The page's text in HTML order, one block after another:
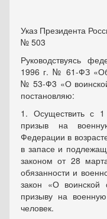
Указ Президента
№ 503
Руководствуясь
1996 г. № 61-ФЗ
№ 53-Ф3 «О
постановляю:
1. Осуществить с
призыв на
Федерации в
в запасе и
законом от 28
обязанности и
закон «О воинской
призыву на
человек.